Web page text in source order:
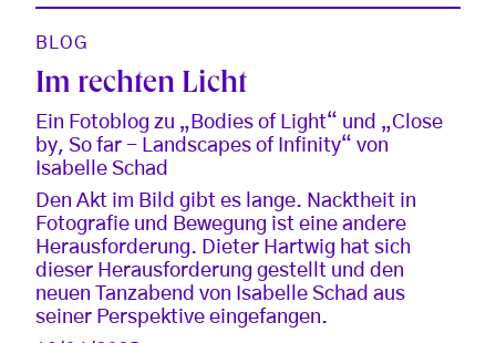
BLOG
Im rechten Licht
Ein Fotoblog zu „Bodies of Light“ und „Close
by, So far - Landscapes of Infinity“ von
Isabelle Schad
Den Akt im Bild gibt es lange. Nacktheit in
Fotografie und Bewegung ist eine andere
Herausforderung. Dieter Hartwig hat sich
dieser Herausforderung gestellt und den
neuen Tanzabend von Isabelle Schad aus
seiner Perspektive eingefangen.